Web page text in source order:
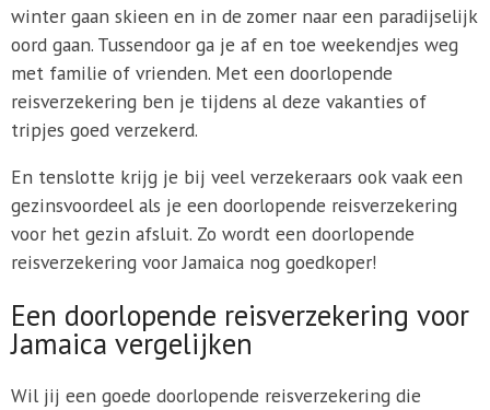
winter gaan skieen en in de zomer naar een paradijselijk
oord gaan. Tussendoor ga je af en toe weekendjes weg
met familie of vrienden. Met een doorlopende
reisverzekering ben je tijdens al deze vakanties of
tripjes goed verzekerd.
En tenslotte krijg je bij veel verzekeraars ook vaak een
gezinsvoordeel als je een doorlopende reisverzekering
voor het gezin afsluit. Zo wordt een doorlopende
reisverzekering voor Jamaica nog goedkoper!
Een doorlopende reisverzekering voor
Jamaica vergelijken
Wil jij een goede doorlopende reisverzekering die